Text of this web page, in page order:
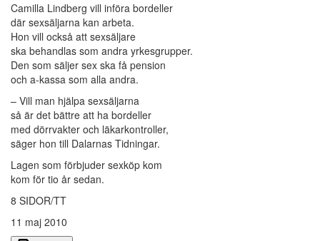
Camilla Lindberg vill införa bordeller
där sexsäljarna kan arbeta.
Hon vill också att sexsäljare
ska behandlas som andra yrkesgrupper.
Den som säljer sex ska få pension
och a-kassa som alla andra.
– Vill man hjälpa sexsäljarna
så är det bättre att ha bordeller
med dörrvakter och läkarkontroller,
säger hon till Dalarnas Tidningar.
Lagen som förbjuder sexköp kom
kom för tio år sedan.
8 SIDOR/TT
11 maj 2010